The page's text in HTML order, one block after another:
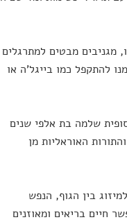
מגניבים מבטים למתרגלים
להתקפל כמו בייגל'ה או
שלמה בת אלפי שנים
הדרשות והתורות האוראליות מן
בין הגוף, הנפש
חיים בריאים ומאוזנים